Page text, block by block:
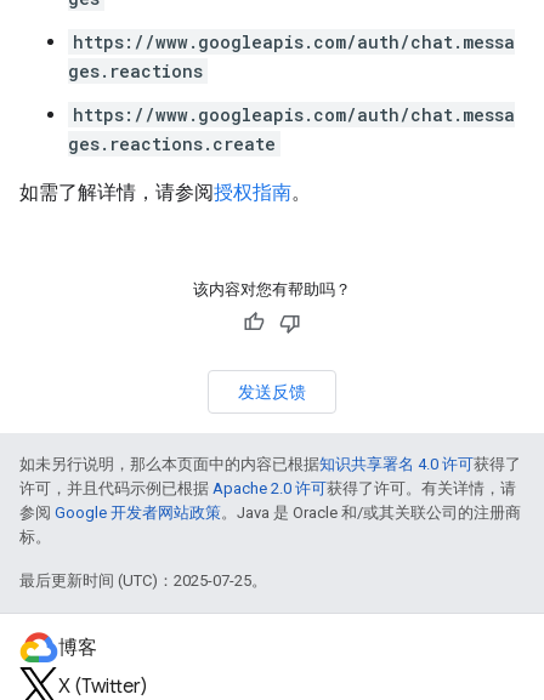
https://www.googleapis.com/auth/chat.messa
ges.reactions
https://www.googleapis.com/auth/chat.messa
ges.reactions.create
如需了解详情，请参阅授权指南。
该内容对您有帮助吗？
发送反馈
如未另行说明，那么本页面中的内容已根据知识共享署名 4.0 许可获得了
许可，并且代码示例已根据 Apache 2.0 许可获得了许可。有关详情，请
参阅 Google 开发者网站政策。Java 是 Oracle 和/或其关联公司的注册商
标。
最后更新时间 (UTC)：2025-07-25。
博客
X (Twitter)